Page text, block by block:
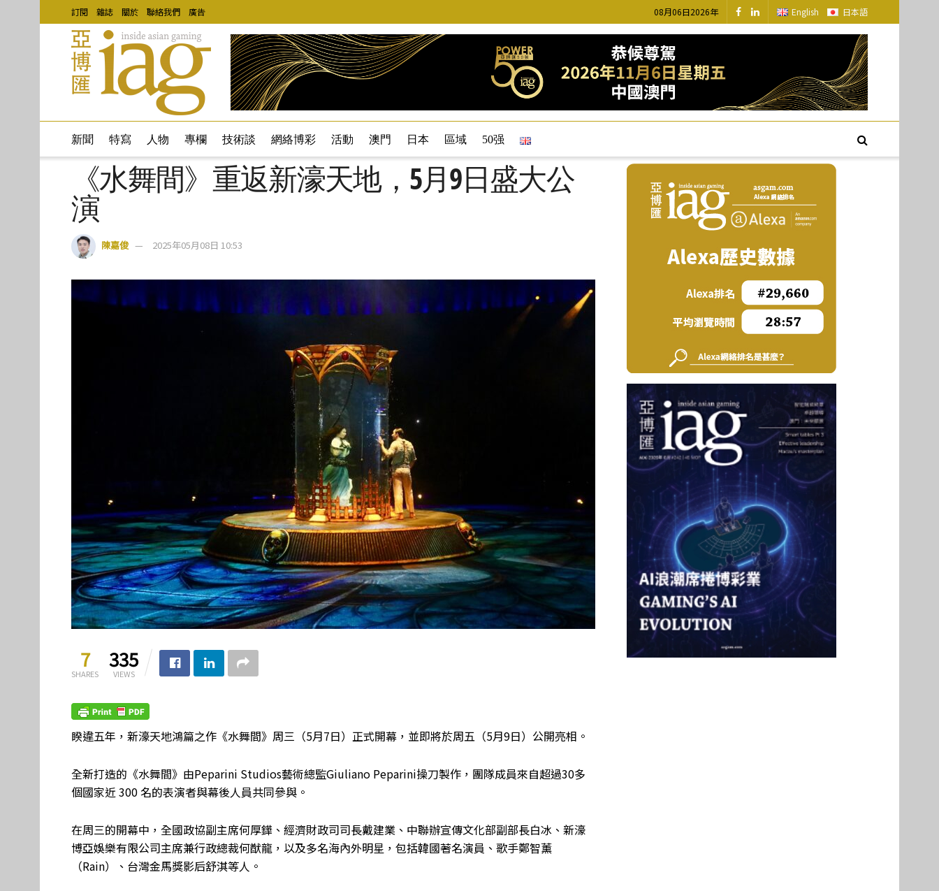
訂閱 雜誌 關於 聯絡我們 廣告 08月06日2026年 English 日本語
新聞 特寫 人物 專欄 技術談 網絡博彩 活動 澳門 日本 區域 50强
《水舞間》重返新濠天地，5月9日盛大公
演
陳嘉俊 2025年05月08日 10:53
7
SHARES
335
VIEWS
睽違五年，新濠天地鴻篇之作《水舞間》周三（5月7日）正式開幕，並即將於周五（5月9日）公開亮相。
全新打造的《水舞間》由Peparini Studios藝術總監Giuliano Peparini操刀製作，團隊成員來自超過30多
個國家近 300 名的表演者與幕後人員共同參與。
在周三的開幕中，全國政協副主席何厚鏵、經濟財政司司長戴建業、中聯辦宣傳文化部副部長白冰、新濠
博亞娛樂有限公司主席兼行政總裁何猷龍，以及多名海內外明星，包括韓國著名演員、歌手鄭智薰
（Rain）、台灣金馬獎影后舒淇等人。